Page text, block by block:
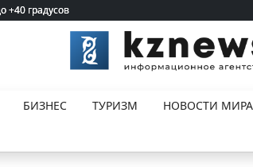
+40 градусов
+40 градусов
БИЗНЕС ТУРИЗМ НОВОСТИ МИРА